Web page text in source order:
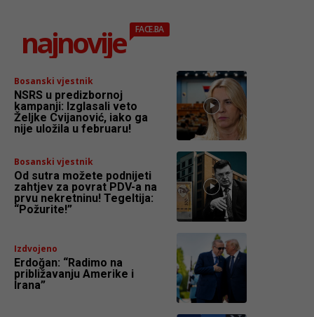
najnovije FACE.BA
Bosanski vjestnik
NSRS u predizbornoj
kampanji: Izglasali veto
Željke Cvijanović, iako ga
nije uložila u februaru!
Bosanski vjestnik
Od sutra možete podnijeti
zahtjev za povrat PDV-a na
prvu nekretninu! Tegeltija:
“Požurite!”
Izdvojeno
Erdoğan: “Radimo na
približavanju Amerike i
Irana”